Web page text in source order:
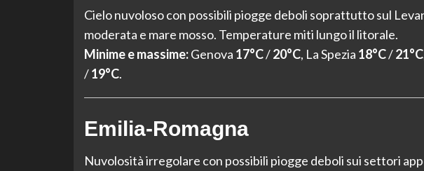
Cielo nuvoloso con possibili piogge deboli soprattutto sul
moderata e mare mosso. Temperature miti lungo il litorale.
Minime e massime:Genova 17°C/20°C, La Spezia 18°C/21°C
/19°C.
Emilia-Romagna
Nuvolosità irregolare con possibili piogge deboli sui settori